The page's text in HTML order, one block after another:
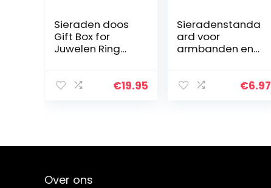
Sieraden doos
Gift Box for
Juwelen Ring
Earring
€19.95
Sieradenstanda
ard voor
armbanden en
cm, zwart,
€6.97
Over ons